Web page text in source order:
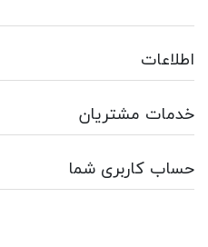
اطلاعات
خدمات مشتریان
حساب کاربری شما